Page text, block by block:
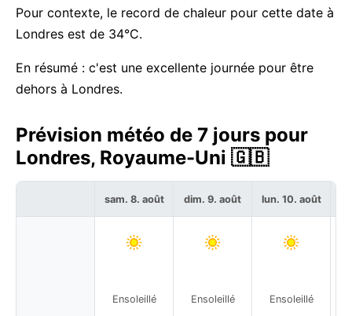
Pour contexte, le record de chaleur pour cette date à
Londres est de 34°C.
En résumé : c'est une excellente journée pour être
dehors à Londres.
Prévision météo de 7 jours pour
Londres, Royaume-Uni 🇬🇧
sam. 8. août
Ensoleillé
dim. 9. août
Ensoleillé
lun. 10. août
Ensoleillé